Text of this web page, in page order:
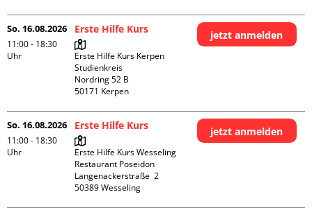
So. 16.08.2026
11:00 - 18:30
Uhr
Erste Hilfe Kurs
Erste Hilfe Kurs Kerpen
Studienkreis
Nordring 52 B
jetzt anmelden
So. 16.08.2026
11:00 - 18:30
Uhr
Erste Hilfe Kurs
Erste Hilfe Kurs Wesseling
Restaurant Poseidon
Langenackerstraße  2
jetzt anmelden